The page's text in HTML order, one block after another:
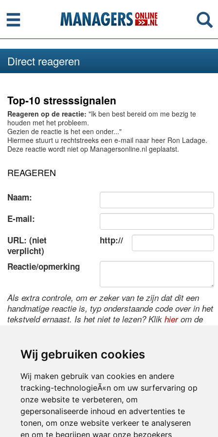
Wij gebruiken cookies
Wij maken gebruik van cookies en andere
tracking-technologieÃ«n om uw surfervaring op
onze website te verbeteren, om
gepersonaliseerde inhoud en advertenties te
tonen, om onze website verkeer te analyseren
en om te begrijpen waar onze bezoekers
Menu
Direct reageren
Top-10 stresssignalen
Reageren op de reactie: "Ik ben best bereid om me bezig te
houden met het probleem.
Gezien de reactie is het een onder..."
Hiermee stuurt u rechtstreeks een e-mail naar heer Ron Ladage.
Deze reactie wordt niet op Managersonline.nl geplaatst.
REAGEREN
Naam:
E-mail:
URL: (niet
verplicht)
http://
Reactie/opmerking
Als extra controle, om er zeker van te zijn dat dit een
handmatige reactie is, typ onderstaande code over in het
tekstveld ernaast. Is het niet te lezen? Klik hierom de